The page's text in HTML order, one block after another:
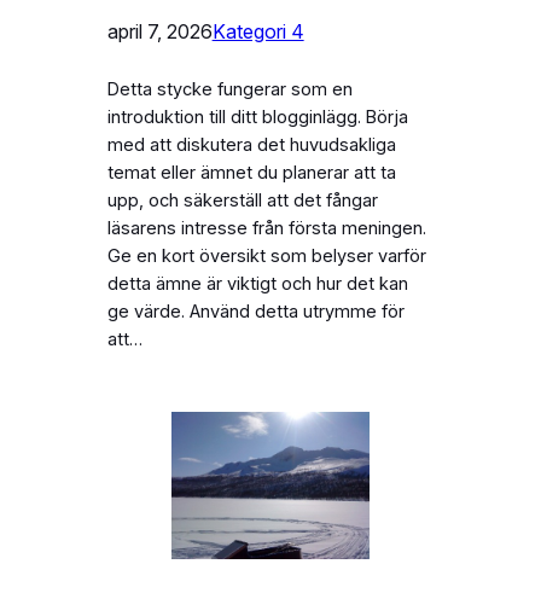
april 7, 2026Kategori 4
Detta stycke fungerar som en
introduktion till ditt blogginlägg. Börja
med att diskutera det huvudsakliga
temat eller ämnet du planerar att ta
upp, och säkerställ att det fångar
läsarens intresse från första meningen.
Ge en kort översikt som belyser varför
detta ämne är viktigt och hur det kan
ge värde. Använd detta utrymme för
att…